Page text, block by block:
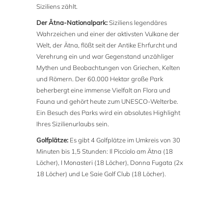
Siziliens zählt.
Der Ätna-Nationalpark:Siziliens legendäres
Wahrzeichen und einer der aktivsten Vulkane der
Welt, der Ätna, flößt seit der Antike Ehrfurcht und
Verehrung ein und war Gegenstand unzähliger
Mythen und Beobachtungen von Griechen, Kelten
und Römern. Der 60.000 Hektar große Park
beherbergt eine immense Vielfalt an Flora und
Fauna und gehört heute zum UNESCO-Welterbe.
Ein Besuch des Parks wird ein absolutes Highlight
Ihres Sizilienurlaubs sein.
Golfplätze: Es gibt 4 Golfplätze im Umkreis von 30
Minuten bis 1,5 Stunden: Il Picciolo am Ätna (18
Löcher), I Monasteri (18 Löcher), Donna Fugata (2x
18 Löcher) und Le Saie Golf Club (18 Löcher).